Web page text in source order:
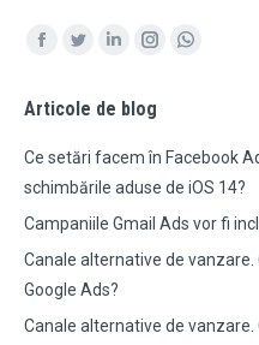
Find us on:
opens
new
opens
in
new
Linkedin
opens
new
Instagram
opens
in
new
Whatsapp
new
Articole de blog
Ce setări facem în Facebook
schimbările aduse de iOS 14?
Campaniile Gmail Ads vor fi
Canale alternative de vanzare.
Google Ads?
Canale alternative de vanzare.